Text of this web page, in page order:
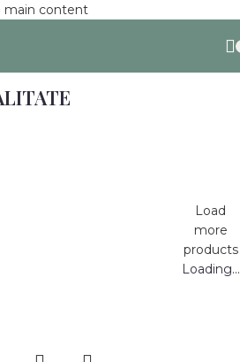
main content
Load
more
products
Loading...